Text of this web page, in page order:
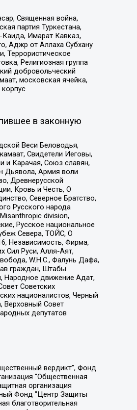
Священная война,
партия Туркестана,
Имарат Кавказ,
Аджр от Аллаха Субхану
Террористическое
Религиозная группа
добровольческий
московская ячейка,
в законную
Веси Беловодья,
Свидетели Иеговы,
и Карачая, Союз славян,
Дьявола, Армия воли
Древнерусской
Кровь и Честь, О
Северное Братство,
Русского народа
division,
Русское национальное
Севера, ТОЙС, О
Независимость, Фирма,
Сил Руси, Алля-Аят,
W.H.С., Фалунь Дафа,
граждан, Штабы
Народное движение Адат,
Советских
националистов, Черный
Верховный Совет
депутатов
Алексей Владимирович, Шаинян Карен Багратович, Шульман Екатерина Михайловна, Асафьев Артур Валерьевич, Вахштайн Виктор Семенович, Венедиктов Алексей Алексеевич, Лушникова Екатерина Евгеньевна, Волков Леонид Михайлович, Невзоров Александр Глебович, Пархоменко Сергей Борисович, Сироткин Ярослав Николаевич, Кара-Мурза Владимир Владимирович, Баранова Наталья Владимировна, Гозман Леонид Яковлевич, Кагарлицкий Борис Юльевич, Климарев Михаил Валерьевич, Милов Владимир Станиславович, Автономная некоммерческая организация Краснодарский центр современного искусства "Типография", Моргенштерн Алишер Тагирович, Соболь Любовь Эдуардовна, Общество с ограниченной ответственностью "ЛИЗА НОРМ", Каспаров Гарри Кимович, Ходорковский Михаил Борисович, Общество с ограниченной ответственностью "Апрельские тезисы", Данилович Ирина Брониславовна, Кашин Олег Владимирович, Петров Николай Владимирович, Пивоваров Алексей Владимирович, Соколов Михаил Владимирович, Цветкова Юлия Владимировна, Чичваркин Евгений Александрович, Комитет против пыток/Команда против пыток, Общество с ограниченной ответственностью "Первый научный", Общество с ограниченной ответственностью "Вертолет и ко", Белоцерковская Вероника Борисовна, Кац Максим Евгеньевич, Лазарева Татьяна Юрьевна, Шаведдинов Руслан Табризович, Яшин Илья Валерьевич, Общество с ограниченной ответственностью "Иноагент ААВ", Алешковский Дмитрий Петрович, Альбац Евгения Марковна, Быков Дмитрий Львович, Галямина Юлия Евгеньевна, Лойко Сергей Леонидович, Мартынов Кирилл Константинович, Медведев Сергей Александрович, Крашенинников Федор Геннадиевич, Гордеева Катерина Вл